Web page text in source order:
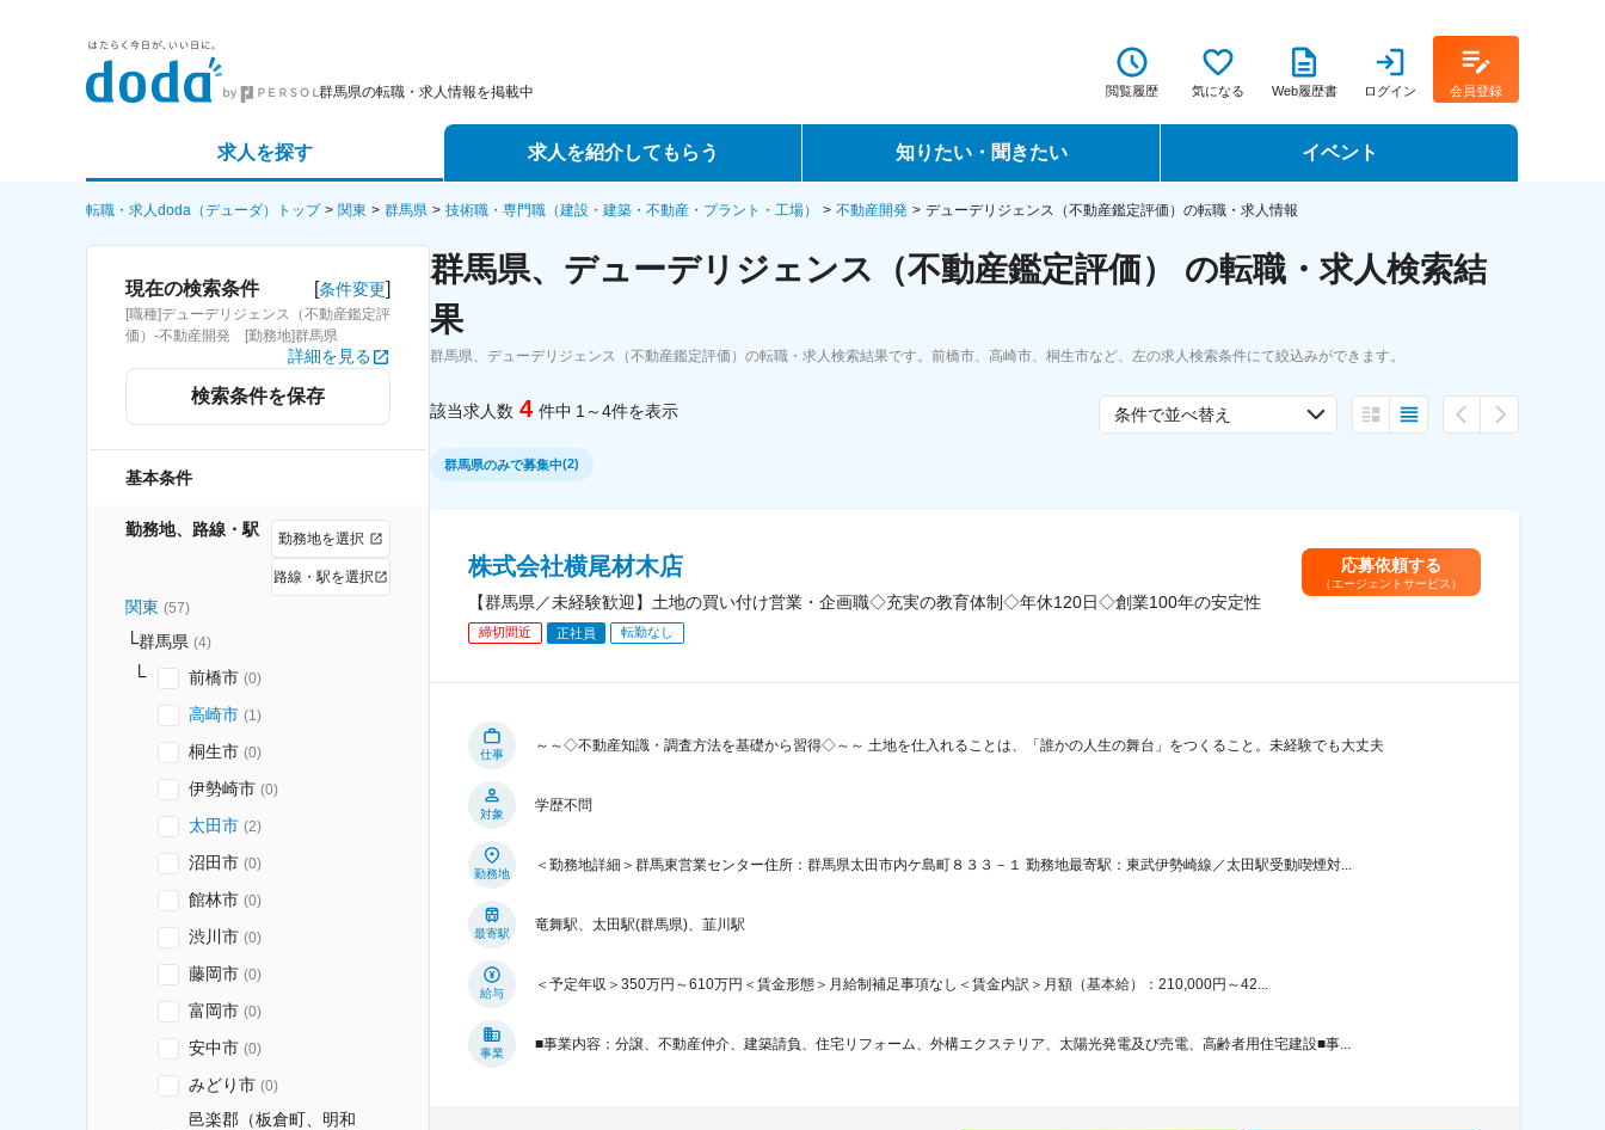
群馬県の転職・求人情報を掲載中 閲覧履歴 気になる Web履歴書 ログイン 会員登録
求人を探す
詳細条件から探す
求人特集から探す
求人を紹介してもらう
エージェントサービス
スカウトサービス
知りたい・聞きたい
転職ノウハウ
データで見る転職
イベント
転職イベント・転職セミナー
転職フェア
転職・求人doda（デューダ）トップ 関東 群馬県 技術職・専門職（建設・建築・不動産・プラント・工場） 不動産開発 デューデリジェンス（不動産鑑定評価）の転職・求人情報
現在の検索条件 [条件変更]
[職種]デューデリジェンス（不動産鑑定評
価）-不動産開発 [勤務地]群馬県
詳細を見る
検索条件を保存
基本条件
勤務地、路線・駅 勤務地を選択
路線・駅を選択
関東 (57)
群馬県 (4)
前橋市 (0)
高崎市 (1 )
桐生市 (0)
伊勢崎市 (0)
太田市 (2)
沼田市 (0)
館林市 (0)
渋川市 (0)
藤岡市 (0)
富岡市 (0)
安中市 (0)
みどり市 (0)
邑楽郡（板倉町、明和
群馬県、デューデリジェンス（不動産鑑定評価） の転職・求人検索結
果
群馬県、デューデリジェンス（不動産鑑定評価）の転職・求人検索結果です。前橋市、高崎市、桐生市など、左の求人検索条件にて絞込みができます。
該当求人数 4 件中 1～4件を表示 条件で並べ替え
群馬県のみで募集中(2)
株式会社横尾材木店
【群馬県／未経験歓迎】土地の買い付け営業・企画職◇充実の教育体制◇年休120日◇創業100年の安定性
締切間近 正社員 転勤なし
応募依頼する
（エージェントサービス）
仕事
～～◇不動産知識・調査方法を基礎から習得◇～～ 土地を仕入れることは、「誰かの人生の舞台」をつくること。未経験でも大丈夫
対象
学歴不問
勤務地
＜勤務地詳細＞群馬東営業センター住所：群馬県太田市内ケ島町８３３－１ 勤務地最寄駅：東武伊勢崎線／太田駅受動喫煙対...
最寄駅
竜舞駅、太田駅(群馬県)、韮川駅
給与
＜予定年収＞350万円～610万円＜賃金形態＞月給制補足事項なし＜賃金内訳＞月額（基本給）：210,000円～42...
事業
■事業内容：分譲、不動産仲介、建築請負、住宅リフォーム、外構エクステリア、太陽光発電及び売電、高齢者用住宅建設■事...